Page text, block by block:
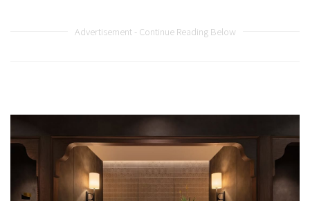
Advertisement - Continue Reading Below